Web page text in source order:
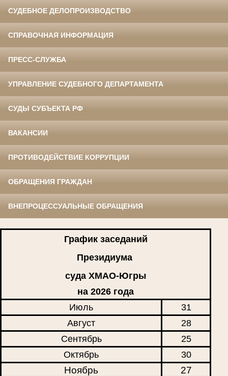
СУДЕБНОЕ ДЕЛОПРОИЗВОДСТВО
СПРАВОЧНАЯ ИНФОРМАЦИЯ
ПРЕСС-СЛУЖБА
УПРАВЛЕНИЕ СУДЕБНОГО ДЕПАРТАМЕНТА
СУДЫ СУБЪЕКТА РФ
ВАКАНСИИ
ПРОТИВОДЕЙСТВИЕ КОРРУПЦИИ
ОБРАЩЕНИЯ ГРАЖДАН
ВНЕПРОЦЕССУАЛЬНЫЕ ОБРАЩЕНИЯ
График заседаний
Президиума
суда ХМАО-Югры
на 2026 года
Июль
31
Август
28
Сентябрь
25
Октябрь
30
Ноябрь 27